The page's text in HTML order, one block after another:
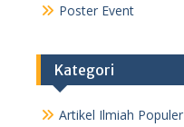
Poster Event
Kategori
Artikel Ilmiah Populer